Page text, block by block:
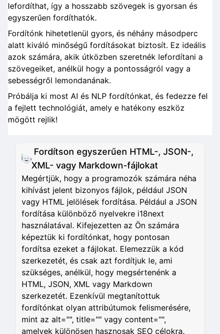
lefordíthat, így a hosszabb szövegek is gyorsan és
egyszerűen fordíthatók.
Fordítónk hihetetlenül gyors, és néhány másodperc
alatt kiváló minőségű fordításokat biztosít. Ez ideális
azok számára, akik útközben szeretnék lefordítani a
szövegeiket, anélkül hogy a pontosságról vagy a
sebességről lemondanának.
Próbálja ki most AI és NLP fordítónkat, és fedezze fel
a fejlett technológiát, amely e hatékony eszköz
mögött rejlik!
Fordítson egyszerűen HTML-, JSON-,
XML- vagy Markdown-fájlokat
Megértjük, hogy a programozók számára néha
kihívást jelent bizonyos fájlok, például JSON
vagy HTML jelölések fordítása. Például a JSON
fordítása különböző nyelvekre i18next
használatával. Kifejezetten az Ön számára
képeztük ki fordítónkat, hogy pontosan
fordítsa ezeket a fájlokat. Elemezzük a kód
szerkezetét, és csak azt fordítjuk le, ami
szükséges, anélkül, hogy megsértenénk a
HTML, JSON, XML vagy Markdown
szerkezetét. Ezenkívül megtanítottuk
fordítónkat olyan attribútumok felismerésére,
mint az alt="", title="" vagy content="",
amelyek különösen hasznosak SEO célokra.